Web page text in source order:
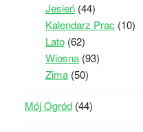
Jesień(44)
Kalendarz Prac (10)
Lato(62)
Wiosna(93)
Zima(50)
Mój Ogród(44)